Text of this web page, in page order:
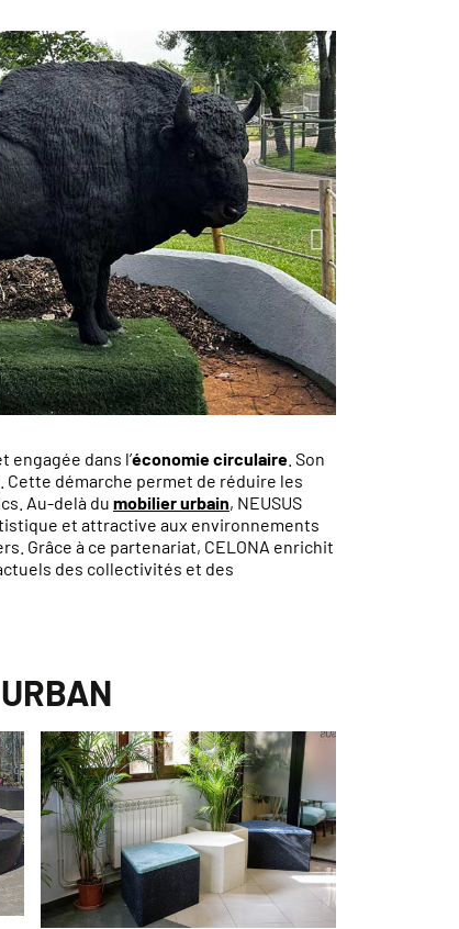
engagée dans l’économie circulaire . Son
Cette démarche permet de réduire les
Au-delà du mobilier urbain, NEUSUS
et attractive aux environnements
Grâce à ce partenariat, CELONA enrichit
des collectivités et des